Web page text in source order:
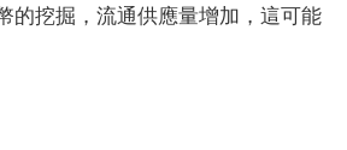
的挖掘，流通供應量增加，這可能